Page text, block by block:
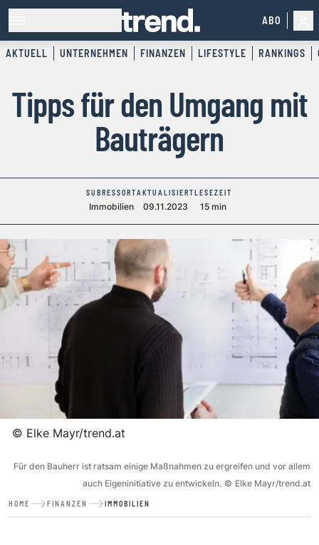
ABO
AKTUELL UNTERNEHMEN FINANZEN LIFESTYLE RANKINGS
Tipps für den Umgang mit
Bauträgern
SUBRESSORT
Immobilien
AKTUALISIERT
09.11.2023
LESEZEIT
15 min
© Elke Mayr/trend.at
Für den Bauherr ist ratsam einige Maßnahmen zu ergreifen und vor allem
auch Eigeninitiative zu entwickeln. © Elke Mayr/trend.at
HOME FINANZEN IMMOBILIEN